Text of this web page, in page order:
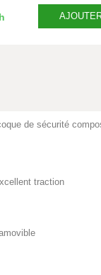
de sécurité
traction